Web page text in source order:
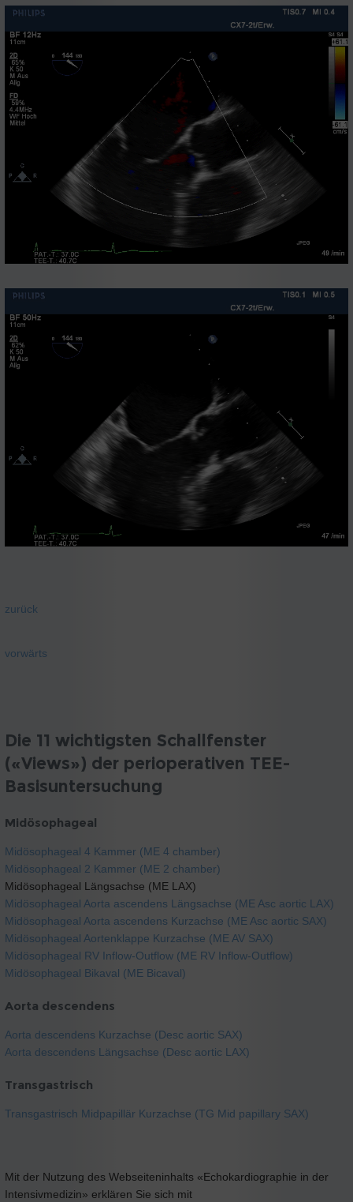
zurück
vorwärts
Die 11 wichtigsten Schallfenster
(«Views») der perioperativen TEE-
Basisuntersuchung
Midösophageal
Midösophageal 4 Kammer (ME 4 chamber)
Midösophageal 2 Kammer (ME 2 chamber)
Midösophageal Längsachse (ME LAX)
Midösophageal Aorta ascendens Längsachse (ME Asc aortic LAX)
Midösophageal Aorta ascendens Kurzachse (ME Asc aortic SAX)
Midösophageal Aortenklappe Kurzachse (ME AV SAX)
Midösophageal RV Inflow-Outflow (ME RV Inflow-Outflow)
Midösophageal Bikaval (ME Bicaval)
Aorta descendens
Aorta descendens Kurzachse (Desc aortic SAX)
Aorta descendens Längsachse (Desc aortic LAX)
Transgastrisch
Transgastrisch Midpapillär Kurzachse (TG Mid papillary SAX)
Mit der Nutzung des Webseiteninhalts «Echokardiographie in der
Intensivmedizin» erklären Sie sich mit